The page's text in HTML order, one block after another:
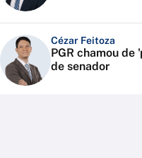
Cézar Feitoza
PGR chamou
de senador